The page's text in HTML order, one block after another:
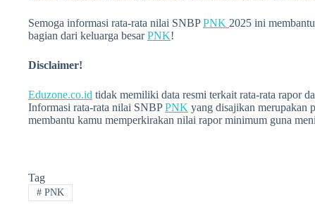
Semoga informasi rata-rata nilai SNBPPNK 2025 ini
bagian dari keluarga besarPNK!
Disclaimer!
Eduzone.co.id tidak memiliki data resmi terkait rata-rata rapor
Informasi rata-rata nilai SNBPPNK yang disajikan merupakan
membantu kamu memperkirakan nilai rapor minimum guna
Tag
#PNK